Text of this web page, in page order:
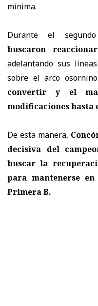
mínima.
Durante el
buscaron
adelantando sus
sobre el arco
convertir y el
modificaciones hasta
De esta manera,
decisiva del
buscar la
para mantenerse
Primera B.